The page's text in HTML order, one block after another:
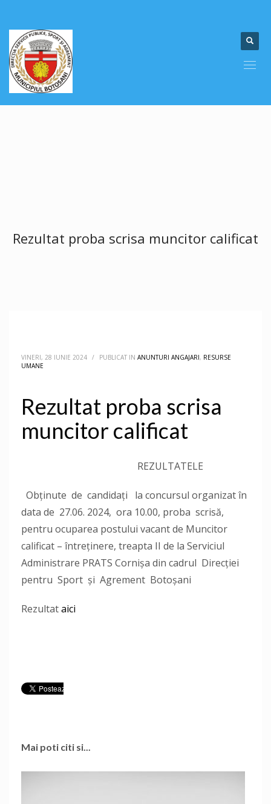
Rezultat proba scrisa muncitor calificat
VINERI, 28 IUNIE 2024 / PUBLICAT IN ANUNTURI ANGAJARI, RESURSE
UMANE
Rezultat proba scrisa
muncitor calificat
REZULTATELE
Obținute de candidați la concursul organizat în
data de 27.06. 2024, ora 10.00, proba scrisă,
pentru ocuparea postului vacant de Muncitor
calificat – întreținere, treapta II de la Serviciul
Administrare PRATS Cornișa din cadrul Direcției
pentru Sport și Agrement Botoșani
Rezultataici
Mai poti citi si...